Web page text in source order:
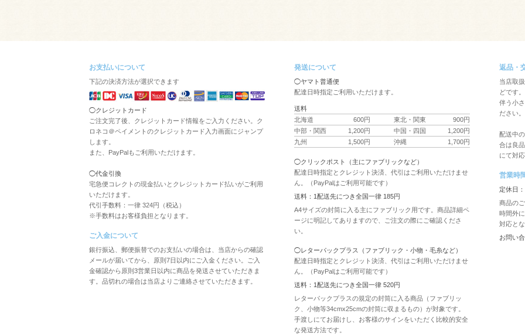
お支払いについて
下記の決済方法が選択できます
◯クレジットカード
ご注文完了後、クレジットカード情報をご入力ください。ク
ロネコ＠ペイメントのクレジットカード入力画面にジャンプ
します。
また、PayPalもご利用いただけます。
◯代金引換
宅急便コレクトの現金払いとクレジットカード払いがご利用
いただけます。
代引手数料：一律 324円（税込）
※手数料はお客様負担となります。
ご入金について
銀行振込、郵便振替でのお支払いの場合は、当店からの確認
メールが届いてから、原則7日以内にご入金ください。ご入
金確認から原則3営業日以内に商品を発送させていただきま
す。品切れの場合は当店よりご連絡させていただきます。
発送について
◯ヤマト普通便
配達日時指定ご利用いただけます。
送料
北海道
600円 東北・関東
900円
中部・関西
1,200円 中国・四国
1,200円
九州
1,500円 沖縄 1,700円
◯クリックポスト（主にファブリックなど）
配達日時指定とクレジット決済、代引はご利用いただけませ
ん。（PayPalはご利用可能です）
送料：1配送先につき全国一律 185円
A4サイズの封筒に入る主にファブリック用です。商品詳細ペ
ージに明記してありますので、ご注文の際にご確認くださ
い。
◯レターパックプラス（ファブリック・小物・毛糸など）
配達日時指定とクレジット決済、代引はご利用いただけませ
ん。（PayPalはご利用可能です）
送料：1配送先につき全国一律 520円
レターパックプラスの規定の封筒に入る商品（ファブリッ
ク、小物等34cmx25cmの封筒に収まるもの）が対象です。
手渡しにてお届けし、お客様のサインをいただく比較的安全
な発送方法です。
返品・
当店取
どです
伴う小
ださい。
配送中
合は良
にて対
営業時
定休日
商品の
時間外
対応と
お問い